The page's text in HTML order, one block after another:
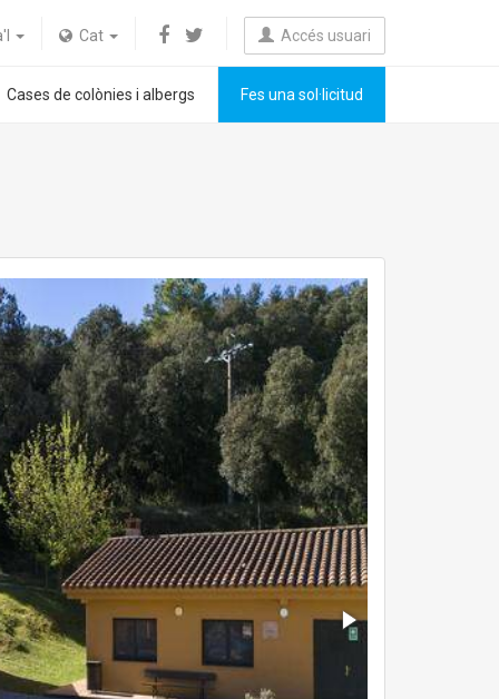
Accés usuari
Cat
Fes una sol·licitud
Cases de colònies i albergs